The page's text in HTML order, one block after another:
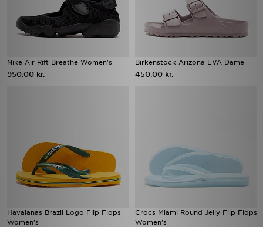
Nike Air Rift Breathe Women's
950.00 kr.
Birkenstock Arizona EVA Dame
450.00 kr.
Havaianas Brazil Logo Flip Flops
Women's
Crocs Miami Round Jelly Flip Flops
Women's